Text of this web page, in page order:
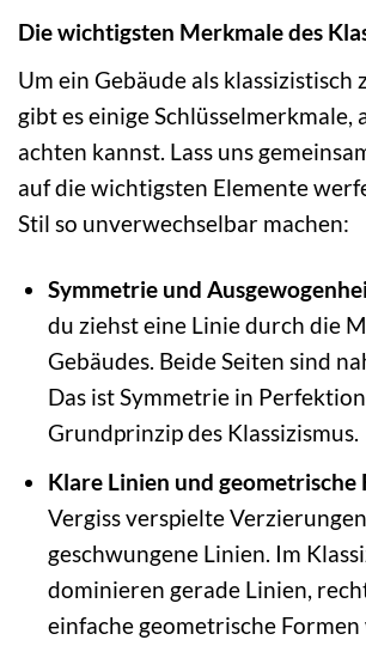
Die wichtigsten Merkmale des
Um ein Gebäude als klassizistisch
gibt es einige Schlüsselmerkmale,
achten kannst. Lass uns
auf die wichtigsten Elemente
Stil so unverwechselbar machen:
Symmetrie und
du ziehst eine Linie durch die
Gebäudes. Beide Seiten sind
Das ist Symmetrie in
Grundprinzip des Klassizismus.
Klare Linien und geometrische
Vergiss verspielte
geschwungene Linien. Im
dominieren gerade Linien,
einfache geometrische